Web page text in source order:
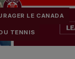
LE CANADA
TENNIS